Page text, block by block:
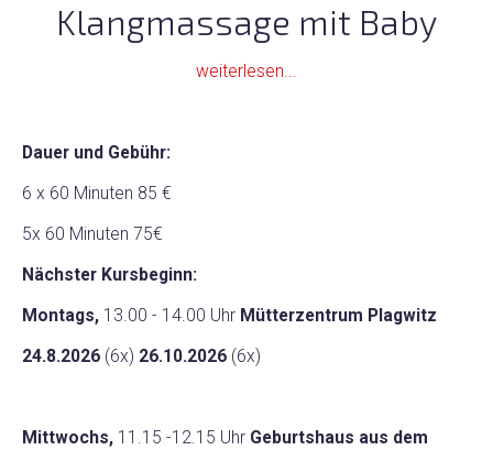
Klangmassage mit Baby
weiterlesen...
Dauer und Gebühr:
6 x 60 Minuten 85 €
5x 60 Minuten 75€
Nächster Kursbeginn:
Montags, 13.00 - 14.00 Uhr Mütterzentrum Plagwitz
24.8.2026 (6x) 26.10.2026 (6x)
Mittwochs, 11.15 -12.15 Uhr Geburtshaus aus dem